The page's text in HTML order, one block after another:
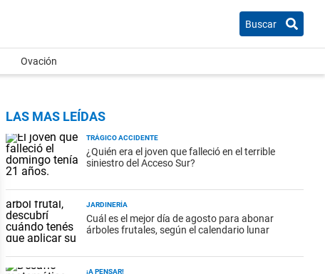
Buscar
Ovación
LAS MAS LEÍDAS
TRÁGICO ACCIDENTE
¿Quién era el joven que falleció en el terrible
siniestro del Acceso Sur?
JARDINERÍA
Cuál es el mejor día de agosto para abonar
árboles frutales, según el calendario lunar
¡A PENSAR!